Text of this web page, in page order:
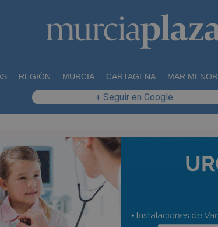
REGIÓN MURCIA CARTAGENA MAR MENOR
+ Seguir en Google